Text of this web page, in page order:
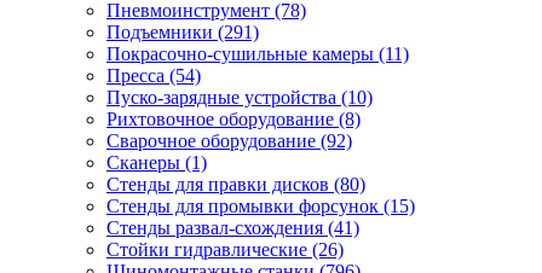
Пневмоинструмент (78)
Подъемники (291)
Покрасочно-сушильные камеры (11)
Пресса (54)
Пуско-зарядные устройства (10)
Рихтовочное оборудование (8)
Сварочное оборудование (92)
Сканеры (1)
Стенды для правки дисков (80)
Стенды для промывки форсунок (15)
Стенды развал-схождения (41)
Стойки гидравлические (26)